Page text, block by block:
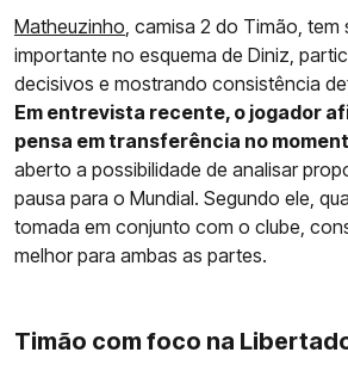
Matheuzinho, camisa 2 do Timão, tem
importante no esquema de Diniz,
decisivos e mostrando consistência
Em entrevista recente, o jogador
pensa em transferência no
aberto a possibilidade de analisar
pausa para o Mundial. Segundo ele,
tomada em conjunto com o clube,
melhor para ambas as partes.
Timão com foco na